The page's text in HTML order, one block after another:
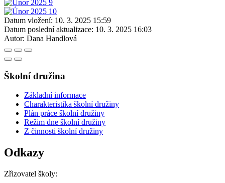
Datum vložení: 10. 3. 2025 15:59
Datum poslední aktualizace: 10. 3. 2025 16:03
Autor: Dana Handlová
Školní družina
Základní informace
Charakteristika školní družiny
Plán práce školní družiny
Režim dne školní družiny
Z činnosti školní družiny
Odkazy
Zřizovatel školy: